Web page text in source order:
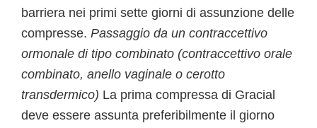
barriera nei primi sette giorni di assunzione delle
compresse. Passaggio da un contraccettivo
ormonale di tipo combinato (contraccettivo orale
combinato, anello vaginale o cerotto
transdermico) La prima compressa di Gracial
deve essere assunta preferibilmente il giorno